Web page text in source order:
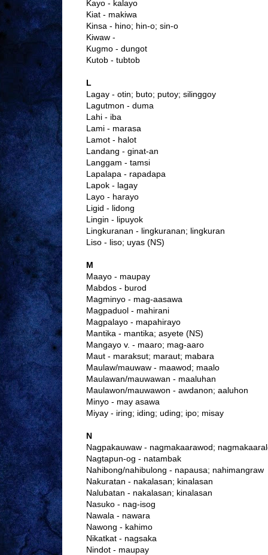
Kayo - kalayo
Kiat - makiwa
Kinsa - hino; hin-o; sin-o
Kiwaw -
Kugmo - dungot
Kutob - tubtob
L
Lagay - otin; buto; putoy; silinggoy
Lagutmon - duma
Lahi - iba
Lami - marasa
Lamot - halot
Landang - ginat-an
Langgam - tamsi
Lapalapa - rapadapa
Lapok - lagay
Layo - harayo
Ligid - lidong
Lingin - lipuyok
Lingkuranan - lingkuranan; lingkuran
Liso - liso; uyas (NS)
M
Maayo - maupay
Mabdos - burod
Magminyo - mag-aasawa
Magpaduol - mahirani
Magpalayo - mapahirayo
Mantika - mantika; asyete (NS)
Mangayo v. - maaro; mag-aaro
Maut - maraksut; maraut; mabara
Maulaw/mauwaw - maawod; maalo
Maulawan/mauwawan - maaluhan
Maulawon/mauwawon - awdanon; aaluhon
Minyo - may asawa
Miyay - iring; iding; uding; ipo; misay
N
Nagpakauwaw - nagmakaarawod;
Nagtapun-og - natambak
Nahibong/nahibulong - napausa; nahimangraw
Nakuratan - nakalasan; kinalasan
Nalubatan - nakalasan; kinalasan
Nasuko - nag-isog
Nawala - nawara
Nawong - kahimo
Nikatkat - nagsaka
Nindot - maupay